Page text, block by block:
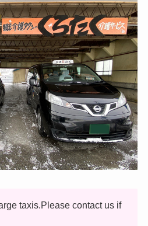
taxis.Please contact us if